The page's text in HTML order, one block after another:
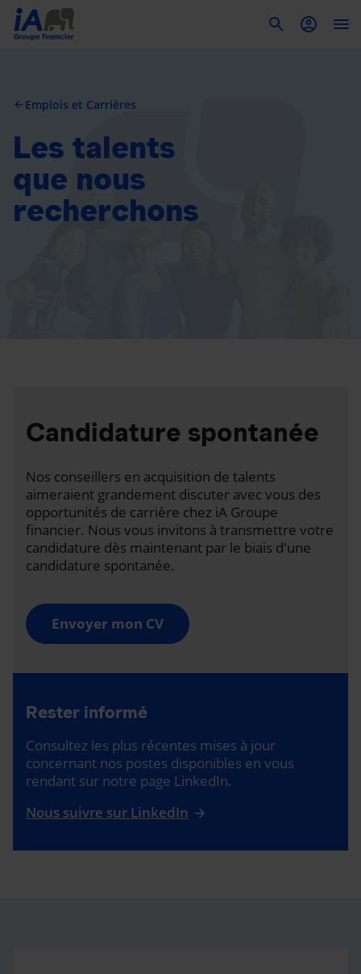
arrow_back Emplois et Carrières
Les talents
que nous
recherchons
Candidature spontanée
Nos conseillers en acquisition de talents
aimeraient grandement discuter avec vous des
opportunités de carrière chez iA Groupe
financier. Nous vous invitons à transmettre votre
candidature dès maintenant par le biais d'une
candidature spontanée.
Envoyer mon CV
Rester informé
Consultez les plus récentes mises à jour
concernant nos postes disponibles en vous
rendant sur notre page LinkedIn.
Nous suivre sur LinkedIn